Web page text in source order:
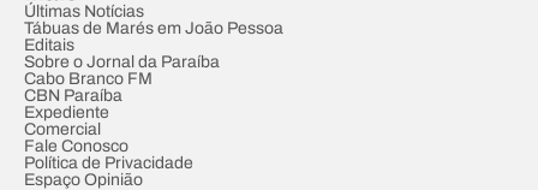
Últimas Notícias
Tábuas de Marés em João Pessoa
Editais
Sobre o Jornal da Paraíba
Cabo Branco FM
CBN Paraíba
Expediente
Comercial
Fale Conosco
Política de Privacidade
Espaço Opinião